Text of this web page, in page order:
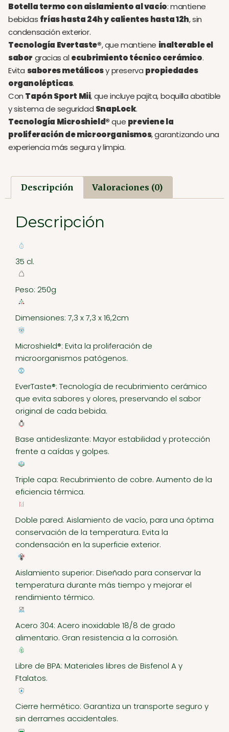
Botella termo con aislamiento al vacío: mantiene
bebidas frías hasta 24h y calientes hasta 12h, sin
condensación exterior.
Tecnología Evertaste®, que mantiene inalterable el
sabor gracias al ecubrimiento técnico cerámico.
Evita sabores metálicosy preserva propiedades
organolépticas.
Con Tapón Sport Mii, que incluye pajita, boquilla abatible
y sistema de seguridad SnapLock.
Tecnología Microshield®que previene la
proliferación de microorganismos, garantizando una
experiencia más segura y limpia.
Descripción Valoraciones (0)
Descripción
35 cl.
Peso: 250g
Dimensiones: 7,3 x 7,3 x 16,2cm
Microshield®: Evita la proliferación de
microorganismos patógenos.
EverTaste®: Tecnología de recubrimiento cerámico
que evita sabores y olores, preservando el sabor
original de cada bebida.
Base antideslizante: Mayor estabilidad y protección
frente a caídas y golpes.
Triple capa: Recubrimiento de cobre. Aumento de la
eficiencia térmica.
Doble pared: Aislamiento de vacío, para una óptima
conservación de la temperatura. Evita la
condensación en la superficie exterior.
Aislamiento superior: Diseñado para conservar la
temperatura durante más tiempo y mejorar el
rendimiento térmico.
Acero 304: Acero inoxidable 18/8 de grado
alimentario. Gran resistencia a la corrosión.
Libre de BPA: Materiales libres de Bisfenol A y
Ftalatos.
Cierre hermético: Garantiza un transporte seguro y
sin derrames accidentales.